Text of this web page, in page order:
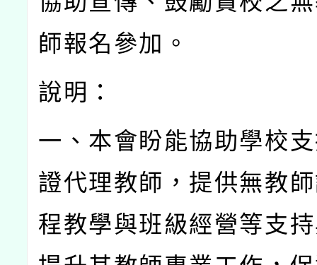
師報名參加。
說明：
一、本會盼能協助學校
證代理教師，提供無教
程教學與班級經營等支